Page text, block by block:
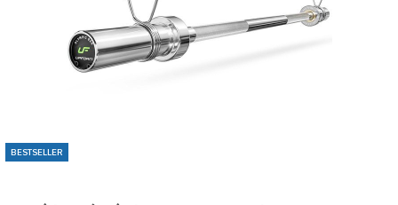
BESTSELLER